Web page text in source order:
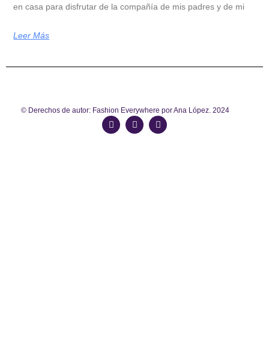
en casa para disfrutar de la compañía de mis padres y de mi
Leer Más
© Derechos de autor: Fashion Everywhere por Ana López. 2024